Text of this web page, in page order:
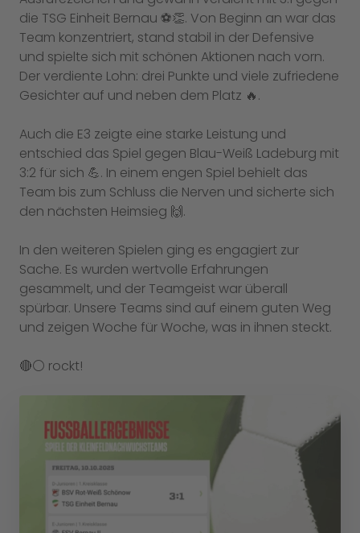
die TSG Einheit Bernau ⚽️👏. Von Beginn an war das
Team konzentriert, stand stabil in der Defensive
und spielte sich mit schönen Aktionen nach vorn.
Der verdiente Lohn: drei Punkte und viele zufriedene
Gesichter auf und neben dem Platz 🔥.
Auch die E3 zeigte eine starke Leistung und
entschied das Spiel gegen Blau-Weiß Ladeburg mit
3:2 für sich 💪. In einem engen Spiel behielt das
Team bis zum Schluss die Nerven und sicherte sich
den nächsten Heimsieg 🙌.
In den weiteren Spielen ging es engagiert zur
Sache. Es wurden wertvolle Erfahrungen
gesammelt, und der Teamgeist war überall
spürbar. Unsere Teams sind auf einem guten Weg
und zeigen Woche für Woche, was in ihnen steckt.
🔴⚪️ rockt!